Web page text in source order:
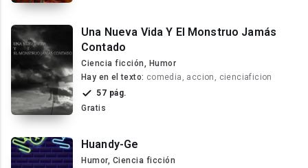
Una Nueva Vida Y El Monstruo Jamás
Contado
Ciencia ficción, Humor
Hay en el texto: comedia, accion, cienciaficion
57 pág.
Gratis
Huandy-Ge
Humor, Ciencia ficción